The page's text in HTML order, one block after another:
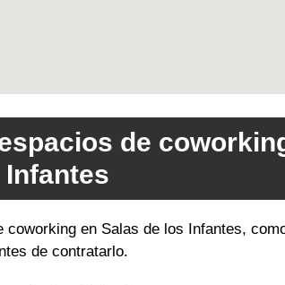
de
Infantes
en Salas de los Infantes,
de contratarlo.